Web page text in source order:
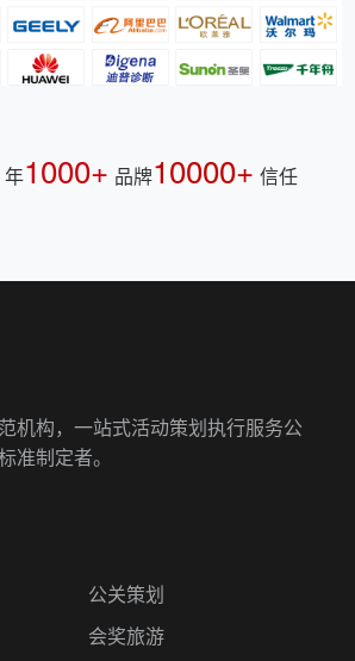
年1000+ 品牌10000+ 信任
机构，一站式活动策划执行服务公
准制定者。
公关策划
会奖旅游